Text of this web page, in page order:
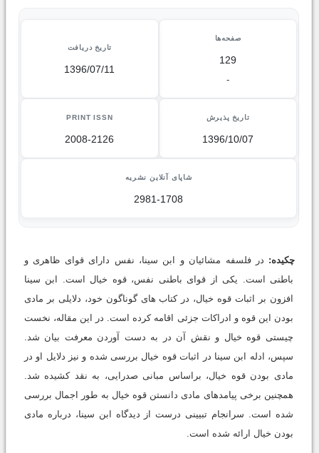
صفحه‌ها
129
-
تاریخ دریافت
1396/07/11
تاریخ پذیرش
1396/10/07
PRINT ISSN
2008-2126
شاپای آنلاین نشریه
2981-1708
چکیده: در فلسفه مشائیان و ابن سینا، نفس دارای قوای ظاهری و
باطنی است. یکی از قوای باطنی نفس، قوه خیال است. ابن سینا
افزون بر اثبات قوه خیال، در کتاب های گوناگون خود، دلایلی بر مادی
بودن این قوه و ادراکات جزئی اقامه کرده است. در این مقاله، نخست
چیستی قوه خیال و نقش آن در به دست آوردن معرفت بیان شد.
سپس، ادله ابن سینا در اثبات قوه خیال بررسی شده و نیز دلایل او در
مادی بودن قوه خیال، براساس مبانی صدرایی، به نقد کشیده شد.
همچنین برخی پیامدهای مادی دانستن قوه خیال به طور اجمال بررسی
شده است. سرانجام تبیینی درست از دیدگاه ابن سینا، درباره مادی
بودن خیال ارائه شده است.